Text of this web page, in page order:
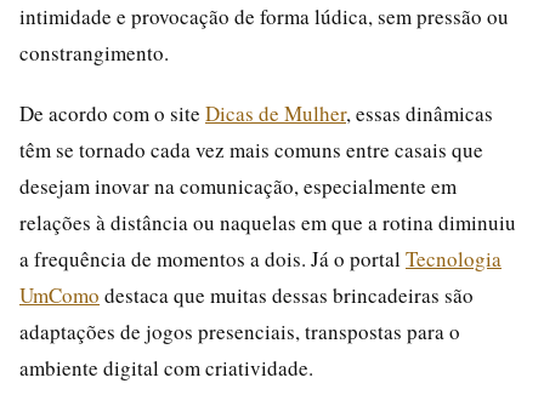
intimidade e provocação de forma lúdica, sem pressão ou
constrangimento.
De acordo com o site Dicas de Mulher, essas dinâmicas
têm se tornado cada vez mais comuns entre casais que
desejam inovar na comunicação, especialmente em
relações à distância ou naquelas em que a rotina diminuiu
a frequência de momentos a dois. Já o portal Tecnologia
UmComo destaca que muitas dessas brincadeiras são
adaptações de jogos presenciais, transpostas para o
ambiente digital com criatividade.